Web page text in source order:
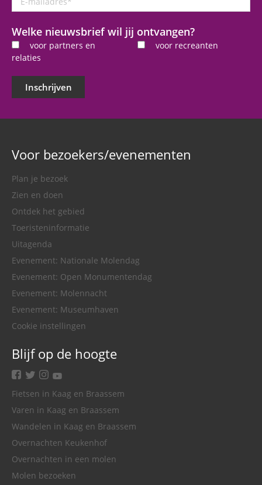
mailadres
Welke nieuwsbrief wil jij ontvangen?
voor partners en
relaties
voor recreanten
Inschrijven
Voor bezoekers/evenementen
Plan je bezoek
Zien en doen
Ontdek het gebied
Toeristeninformatie
Uitagenda
Evenement: Nationale Molendag
Evenement: Open Monumentendag
Evenement: Molennacht
Evenement: Museumhaven
Cookie instellingen
Blijf op de hoogte
facebook
twitterinstagram
youtube
Fietsen in Kaag en Braassem
Varen in Kaag en Braassem
Wandelen in Kaag en Braassem
Overnachten Keukenhof
Overnachten in een molen
Molen bezoeken